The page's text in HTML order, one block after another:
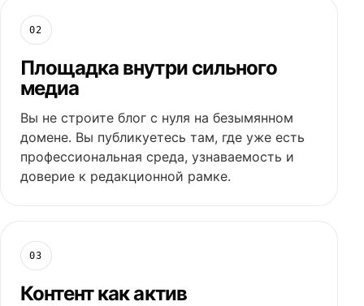
02
Площадка внутри сильного
медиа
Вы не строите блог с нуля на безымянном
домене. Вы публикуетесь там, где уже есть
профессиональная среда, узнаваемость и
доверие к редакционной рамке.
03
Контент как актив